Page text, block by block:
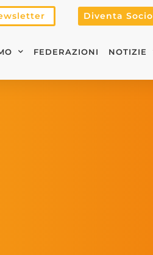
Diventa Socio
FEDERAZIONI NOTIZIE